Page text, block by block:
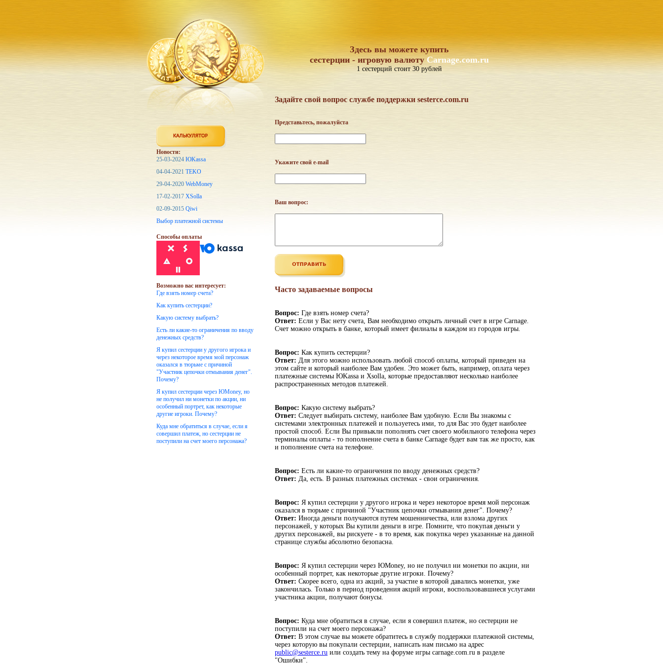
Здесь вы можете купить
сестерции - игровую валютуCarnage.com.ru
1 сестерций стоит 30 рублей
Задайте свой вопрос службе поддержки sesterce.com.ru
Представьтесь, пожалуйста
Укажите свой e-mail
Ваш вопрос:
Часто задаваемые вопросы
Вопрос: Где взять номер счета?
Ответ: Если у Вас нету счета, Вам необходимо открыть личный счет в игре Carnage.
Счет можно открыть в банке, который имеет филиалы в каждом из городов игры.
Вопрос: Как купить сестерции?
Ответ: Для этого можно использовать любой способ оплаты, который приведен на
этом сайте и который наиболее Вам удобен. Это может быть, например, оплата через
платежные системы ЮKassa и Xsolla, которые предоставляют несколько наиболее
распространенных методов платежей.
Вопрос: Какую систему выбрать?
Ответ: Следует выбирать систему, наиболее Вам удобную. Если Вы знакомы с
системами электронных платежей и пользуетесь ими, то для Вас это будет наиболее
простой способ. Если Вы привыкли пополнять счет своего мобильного телефона через
терминалы оплаты - то пополнение счета в банке Carnage будет вам так же просто, как
и пополнение счета на телефоне.
Вопрос: Есть ли какие-то ограничения по вводу денежных средств?
Ответ: Да, есть. В разных платежных системах - свои ограничения.
Вопрос: Я купил сестерции у другого игрока и через некоторое время мой персонаж
оказался в тюрьме с причиной "Участник цепочки отмывания денег". Почему?
Ответ: Иногда деньги получаются путем мошенничества, или взлома других
персонажей, у которых Вы купили деньги в игре. Помните, что покупая деньги у
других персонажей, вы рискуете - в то время, как покупка через указанные на данной
странице службы абсолютно безопасна.
Вопрос: Я купил сестерции через ЮMoney, но не получил ни монетки по акции, ни
особенный портрет, как некоторые другие игроки. Почему?
Ответ: Скорее всего, одна из акций, за участие в которой давались монетки, уже
закончилась. Только в период проведения акций игроки, воспользовавшиеся услугами
участника акции, получают бонусы.
Вопрос: Куда мне обратиться в случае, если я совершил платеж, но сестерции не
поступили на счет моего персонажа?
Ответ: В этом случае вы можете обратитесь в службу поддержки платежной системы,
через которую вы покупали сестерции, написать нам письмо на адрес
public@sesterce.ru или создать тему на форуме игры carnage.com.ru в разделе
"Ошибки".
Новости:
25-03-2024 ЮKassa
04-04-2021 TEKO
29-04-2020 WebMoney
17-02-2017 XSolla
02-09-2015 Qiwi
Выбор платежной системы
Способы оплаты
Возможно вас интересует:
Где взять номер счета?
Как купить сестерции?
Какую систему выбрать?
Есть ли какие-то ограничения по вводу
денежных средств?
Я купил сестерции у другого игрока и
через некоторое время мой персонаж
оказался в тюрьме с причиной
"Участник цепочки отмывания денег".
Почему?
Я купил сестерции через ЮMoney, но
не получил ни монетки по акции, ни
особенный портрет, как некоторые
другие игроки. Почему?
Куда мне обратиться в случае, если я
совершил платеж, но сестерции не
поступили на счет моего персонажа?